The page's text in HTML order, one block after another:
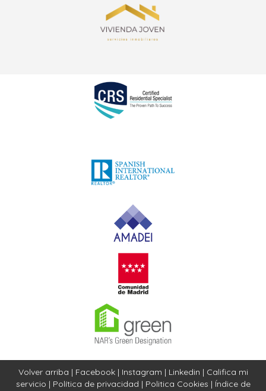
Volver arriba | Facebook| Instagram | Linkedin | Califica mi
servicio | Política de privacidad | Politica Cookies | Índice de